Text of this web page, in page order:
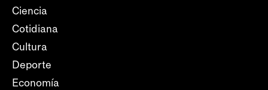
Ciencia
Cotidiana
Cultura
Deporte
Economía